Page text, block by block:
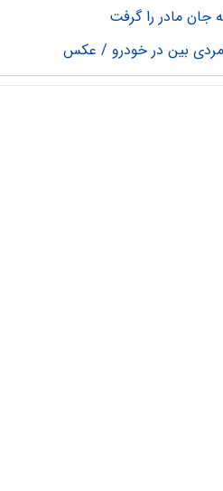
بین در خودرو / عکس